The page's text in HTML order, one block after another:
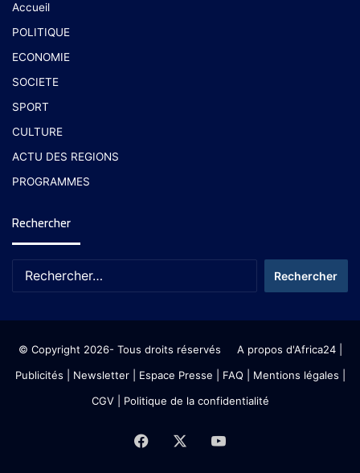
Accueil
POLITIQUE
ECONOMIE
SOCIETE
SPORT
CULTURE
ACTU DES REGIONS
PROGRAMMES
Rechercher
© Copyright 2026- Tous droits réservés A propos d'Africa24|
Publicités
Newsletter| Espace Presse | FAQ | Mentions légales
CGV| Politique de la confidentialité